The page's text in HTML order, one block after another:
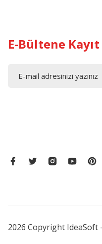
E-Bültene
2026 Copyright IdeaSoft